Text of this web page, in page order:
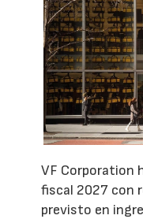
VF Corporation
fiscal 2027 con
previsto en